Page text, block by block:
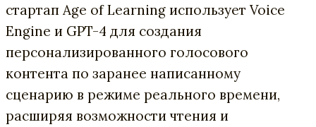
стартап Age of Learning использует Voice
Engine и GPT-4 для создания
персонализированного голосового
контента по заранее написанному
сценарию в режиме реального времени,
расширяя возможности чтения и